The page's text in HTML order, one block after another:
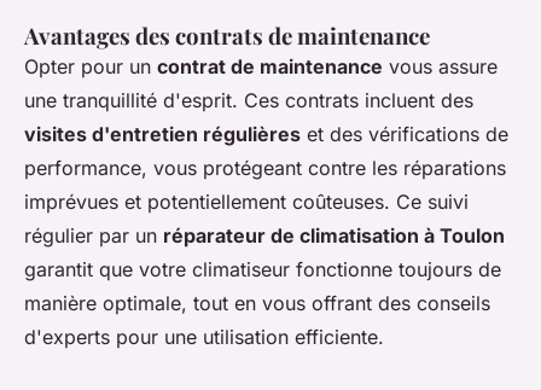
Avantages des contrats de maintenance
Opter pour un contrat de maintenance vous assure
une tranquillité d'esprit. Ces contrats incluent des
visites d'entretien régulières et des vérifications de
performance, vous protégeant contre les réparations
imprévues et potentiellement coûteuses. Ce suivi
régulier par un réparateur de climatisation à Toulon
garantit que votre climatiseur fonctionne toujours de
manière optimale, tout en vous offrant des conseils
d'experts pour une utilisation efficiente.